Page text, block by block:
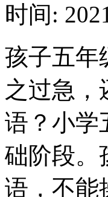
时间:
孩子五年
之过急，
语？小学
础阶段。
语，不能